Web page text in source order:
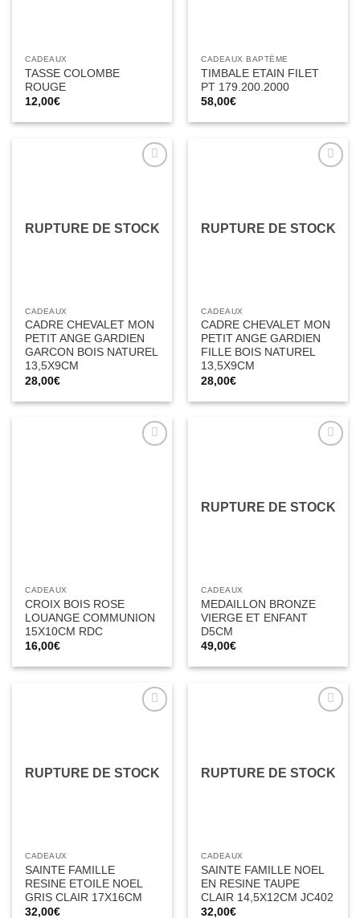
CADEAUX
TASSE COLOMBE
ROUGE
12,00€
CADEAUX BAPTÊME
TIMBALE ETAIN FILET
PT 179.200.2000
58,00€
RUPTURE DE STOCK
CADEAUX
CADRE CHEVALET MON
PETIT ANGE GARDIEN
GARCON BOIS NATUREL
13,5X9CM
28,00€
RUPTURE DE STOCK
CADEAUX
CADRE CHEVALET MON
PETIT ANGE GARDIEN
FILLE BOIS NATUREL
13,5X9CM
28,00€
CADEAUX
CROIX BOIS ROSE
LOUANGE COMMUNION
15X10CM RDC
16,00€
RUPTURE DE STOCK
CADEAUX
MEDAILLON BRONZE
VIERGE ET ENFANT
D5CM
49,00€
RUPTURE DE STOCK
CADEAUX
SAINTE FAMILLE
RESINE ETOILE NOEL
GRIS CLAIR 17X16CM
32,00€
RUPTURE DE STOCK
CADEAUX
SAINTE FAMILLE NOEL
EN RESINE TAUPE
CLAIR 14,5X12CM JC402
32,00€